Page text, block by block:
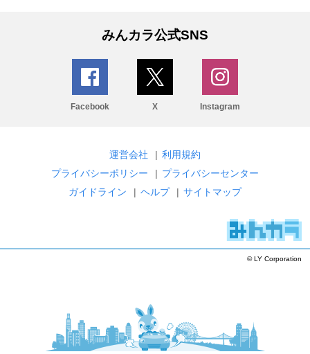
みんカラ公式SNS
Facebook X Instagram
運営会社 | 利用規約
プライバシーポリシー
| プライバシーセンター
ガイドライン
| ヘルプ | サイトマップ
© LY Corporation